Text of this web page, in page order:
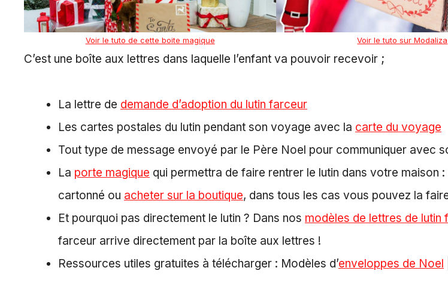
Voir le tuto de cette boite magique Voir le tuto sur Modaliza
C’est une boîte aux lettres dans laquelle l’enfant va pouvoir recevoir ;
La lettre de demande d’adoption du lutin farceur
Les cartes postales du lutin pendant son voyage avec la carte du voyage
Tout type de message envoyé par le Père Noel pour communiquer avec
La porte magique qui permettra de faire rentrer le lutin dans votre maison
cartonné ou acheter sur la boutique, dans tous les cas vous pouvez la
Et pourquoi pas directement le lutin ? Dans nos modèles de lettres de lutin
farceur arrive directement par la boîte aux lettres !
Ressources utiles gratuites à télécharger : Modèles d’enveloppes de Noel